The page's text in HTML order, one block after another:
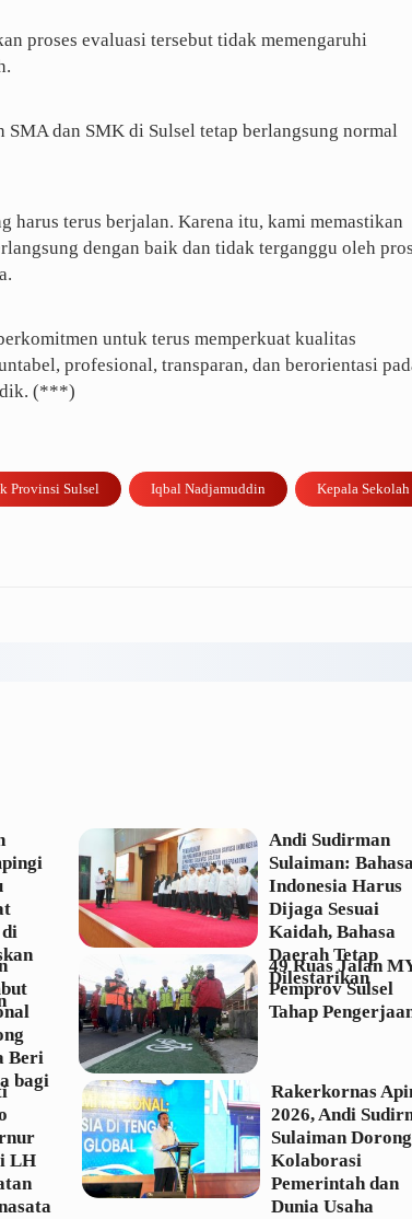
proses evaluasi tersebut tidak memengaruhi
SMA dan SMK di Sulsel tetap berlangsung normal
harus terus berjalan. Karena itu, kami memastikan
dengan baik dan tidak terganggu oleh
untuk terus memperkuat kualitas
profesional, transparan, dan berorientasi
(***)
Provinsi Sulsel Iqbal Nadjamuddin Kepala Sekolah
Andi Sudirman
Sulaiman:
Indonesia Harus
Dijaga Sesuai
Kaidah, Bahasa
Daerah Tetap
Dilestarikan
Beri
bagi
49 Ruas Jalan
Pemprov Sulsel
Tahap
LH
Rakerkornas
2026, Andi
Sulaiman Dorong
Kolaborasi
Pemerintah dan
Dunia Usaha